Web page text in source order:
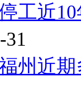
工近
31
州近